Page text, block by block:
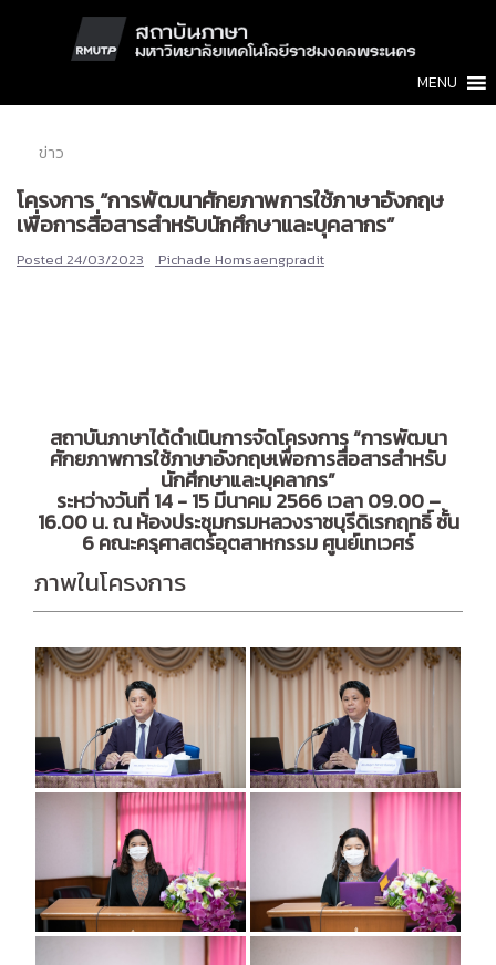
MENU
ข่าว
โครงการ “การพัฒนาศักยภาพการใช้ภาษาอังกฤษ
เพื่อการสื่อสารสำหรับนักศึกษาและบุคลากร”
Posted 24/03/2023 Pichade Homsaengpradit
สถาบันภาษาได้ดำเนินการจัดโครงการ “การพัฒนา
ศักยภาพการใช้ภาษาอังกฤษเพื่อการสื่อสารสำหรับ
นักศึกษาและบุคลากร”
ระหว่างวันที่ 14 - 15 มีนาคม 2566 เวลา 09.00 –
16.00 น. ณ ห้องประชุมกรมหลวงราชบุรีดิเรกฤทธิ์ ชั้น
6 คณะครุศาสตร์อุตสาหกรรม ศูนย์เทเวศร์
ภาพในโครงการ